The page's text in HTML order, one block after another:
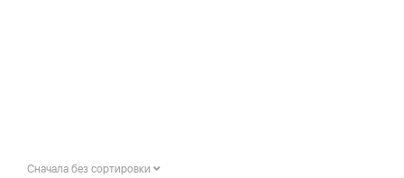
Сначала без сортировки